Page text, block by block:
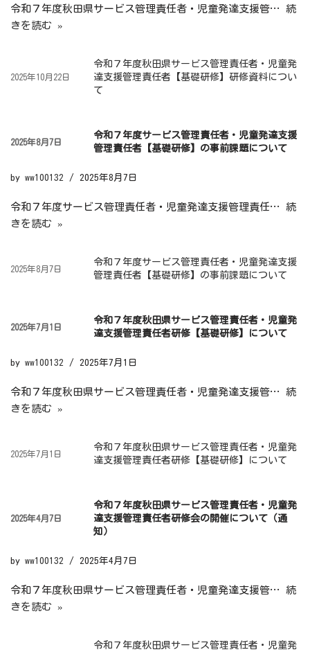
令和７年度秋田県サービス管理責任者・児童発達支援管… 続
きを読む »
2025年10月22日
令和７年度秋田県サービス管理責任者・児童発
達支援管理責任者【基礎研修】研修資料につい
て
2025年8月7日
令和７年度サービス管理責任者・児童発達支援
管理責任者【基礎研修】の事前課題について
by ww100132 2025年8月7日
令和７年度サービス管理責任者・児童発達支援管理責任… 続
きを読む »
2025年8月7日
令和７年度サービス管理責任者・児童発達支援
管理責任者【基礎研修】の事前課題について
2025年7月1日
令和７年度秋田県サービス管理責任者・児童発
達支援管理責任者研修【基礎研修】について
by ww100132 2025年7月1日
令和７年度秋田県サービス管理責任者・児童発達支援管… 続
きを読む »
2025年7月1日
令和７年度秋田県サービス管理責任者・児童発
達支援管理責任者研修【基礎研修】について
2025年4月7日
令和７年度秋田県サービス管理責任者・児童発
達支援管理責任者研修会の開催について（通
知）
by ww100132 2025年4月7日
令和７年度秋田県サービス管理責任者・児童発達支援管… 続
きを読む »
令和７年度秋田県サービス管理責任者・児童発